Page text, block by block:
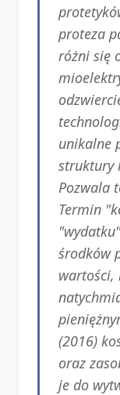
proteza
różni się
unikalne
struktury
Pozwala
Termin
środków
wartości,
(2016)
oraz
je do